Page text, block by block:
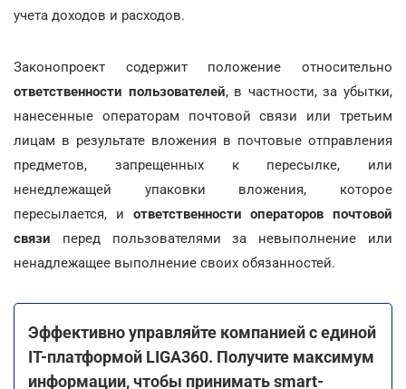
учета доходов и расходов.
Законопроект содержит положение относительно
ответственности пользователей, в частности, за убытки,
нанесенные операторам почтовой связи или третьим
лицам в результате вложения в почтовые отправления
предметов, запрещенных к пересылке, или
ненедлежащей упаковки вложения, которое
пересылается, и ответственности операторов почтовой
связи перед пользователями за невыполнение или
ненадлежащее выполнение своих обязанностей.
Эффективно управляйте компанией с единой
ІТ-платформой LIGA360. Получите максимум
информации, чтобы принимать smart-